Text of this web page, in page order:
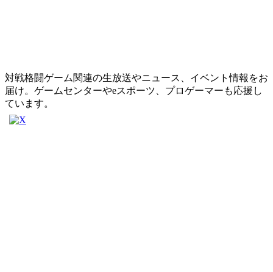
対戦格闘ゲーム関連の生放送やニュース、イベント情報をお
届け。ゲームセンターやeスポーツ、プロゲーマーも応援し
ています。